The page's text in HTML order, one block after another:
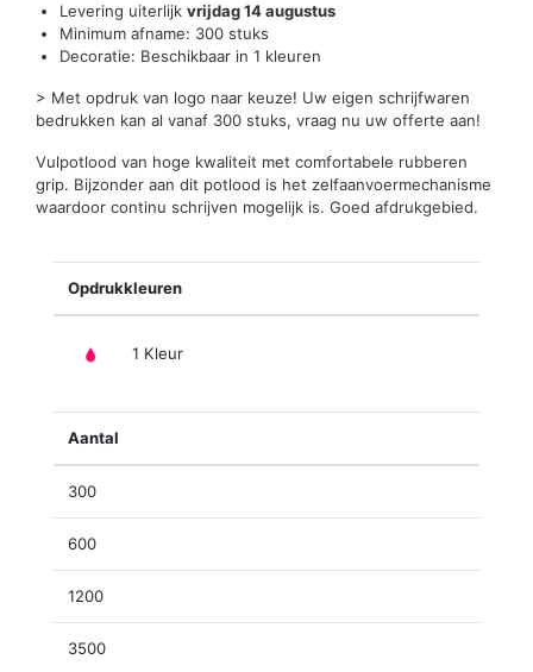
Levering uiterlijk vrijdag 14 augustus
Minimum afname: 300 stuks
Decoratie: Beschikbaar in 1 kleuren
> Met opdruk van logo naar keuze! Uw eigen schrijfwaren
bedrukken kan al vanaf 300 stuks, vraag nu uw offerte aan!
Vulpotlood van hoge kwaliteit met comfortabele rubberen
grip. Bijzonder aan dit potlood is het zelfaanvoermechanisme
waardoor continu schrijven mogelijk is. Goed afdrukgebied.
Opdrukkleuren
1 Kleur
Aantal
300
600
1200
3500